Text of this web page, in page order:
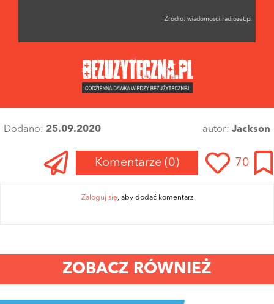
Źródło: wiadomosci.radiozet.pl
Dodano: 25.09.2020 autor: Jackson
Komentarze (0) 70
Zaloguj się, aby dodać komentarz
ZOBACZ RÓWNIEŻ